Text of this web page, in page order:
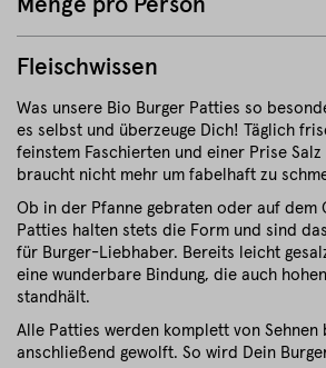
Fleischwissen
Was unsere Bio Burger Patties so
es selbst und überzeuge Dich! Täglich
feinstem Faschierten und einer Prise
braucht nicht mehr um fabelhaft zu
Ob in der Pfanne gebraten oder auf
Patties halten stets die Form und sind
für Burger-Liebhaber. Bereits leicht
eine wunderbare Bindung, die auch
standhält.
Alle Patties werden komplett von Sehnen
anschließend gewolft. So wird Dein
Menge pro Person